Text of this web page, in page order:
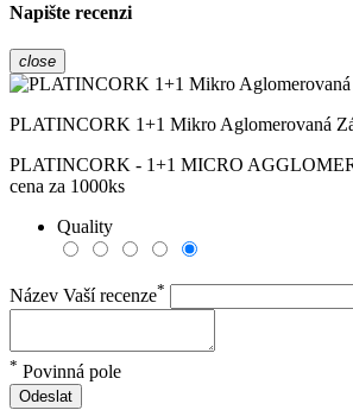
Napište recenzi
close
PLATINCORK 1+1 Mikro Aglomerovaná
PLATINCORK - 1+1 MICRO
cena za 1000ks
Quality
Název Vaší recenze*
* Povinná pole
Odeslat